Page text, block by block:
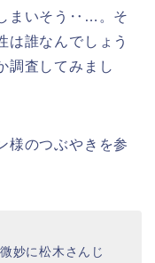
まいそう‥…。そ
は誰なんでしょう
調査してみまし
様のつぶやきを参
妙に松木さんじ